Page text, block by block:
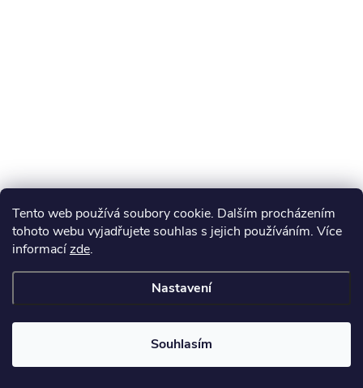
Tento web používá soubory cookie. Dalším procházením
tohoto webu vyjadřujete souhlas s jejich používáním. Více
informacízde.
Nastavení
Souhlasím